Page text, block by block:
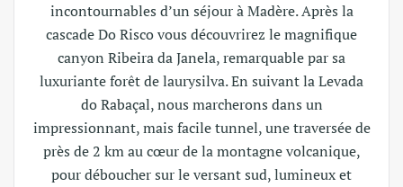
incontournables d’un séjour à Madère. Après la
cascade Do Risco vous découvrirez le magnifique
canyon Ribeira da Janela, remarquable par sa
luxuriante forêt de laurysilva. En suivant la Levada
do Rabaçal, nous marcherons dans un
impressionnant, mais facile tunnel, une traversée de
près de 2 km au cœur de la montagne volcanique,
pour déboucher sur le versant sud, lumineux et